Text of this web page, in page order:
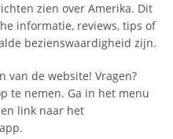
zien over Amerika. Dit
informatie, reviews, tips of
bezienswaardigheid zijn.
van de website! Vragen?
te nemen. Ga in het menu
link naar het